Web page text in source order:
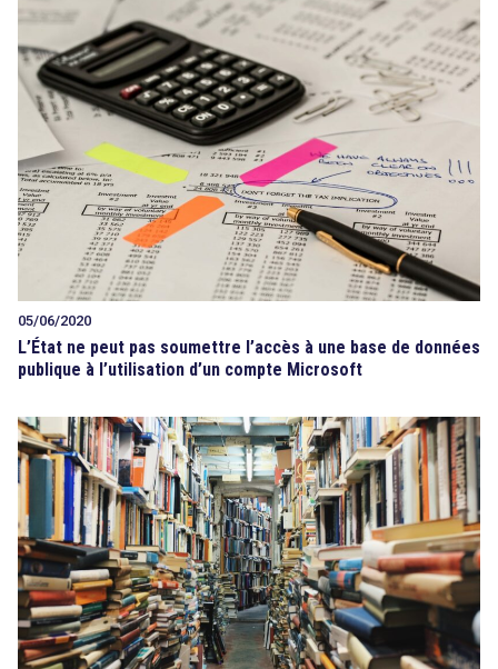
05/06/2020
L’État ne peut pas soumettre l’accès à une base de données
publique à l’utilisation d’un compte Microsoft